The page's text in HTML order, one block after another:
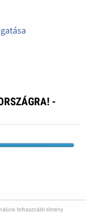
felhasználói élmény
-